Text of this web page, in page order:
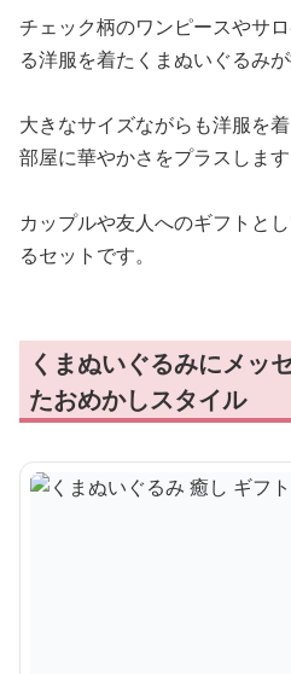
チェック柄のワンピースやサ
る洋服を着たくまぬいぐるみが
大きなサイズながらも洋服を
部屋に華やかさをプラスします
カップルや友人へのギフトと
るセットです。
くまぬいぐるみにメッ
たおめかしスタイル